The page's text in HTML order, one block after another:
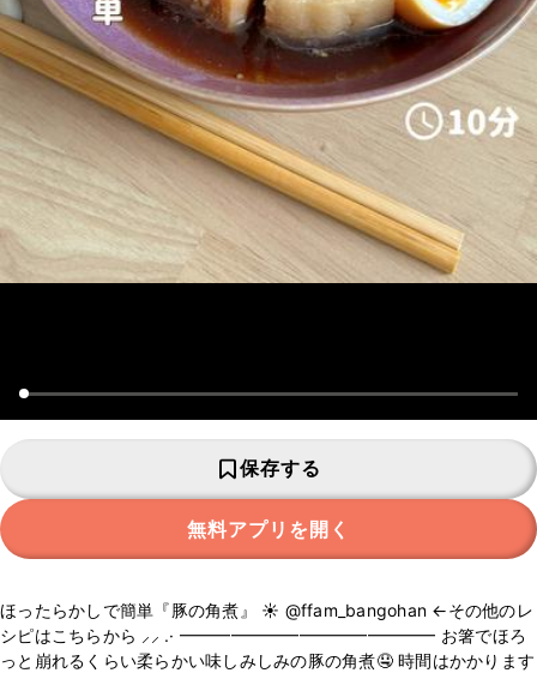
保存する
無料アプリを開く
ほったらかしで簡単『豚の角煮』 ‪‪☀️ @ffam_bangohan ←その他のレ
シピはこちらから ⸝⸝ .· ━━━━━━━━━━━━━━━ お箸でほろ
っと崩れるくらい柔らかい味しみしみの豚の角煮🤤 時間はかかります